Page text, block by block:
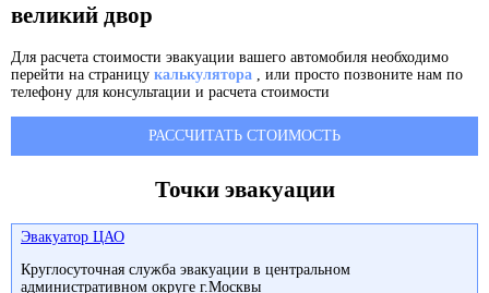
великий двор
Для расчета стоимости эвакуации вашего автомобиля необходимо
перейти на страницу калькулятора , или просто позвоните нам по
телефону для консультации и расчета стоимости
РАССЧИТАТЬ СТОИМОСТЬ
Точки эвакуации
Эвакуатор ЦАО
Круглосуточная служба эвакуации в центральном
административном округе г.Москвы